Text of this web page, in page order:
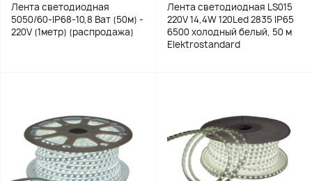
Лента светодиодная
5050/60-IP68-10,8 Ват (50м) -
220V (1метр) (распродажа)
Лента светодиодная LS015
220V 14,4W 120Led 2835 IP65
6500 холодный белый, 50 м
Elektrostandard